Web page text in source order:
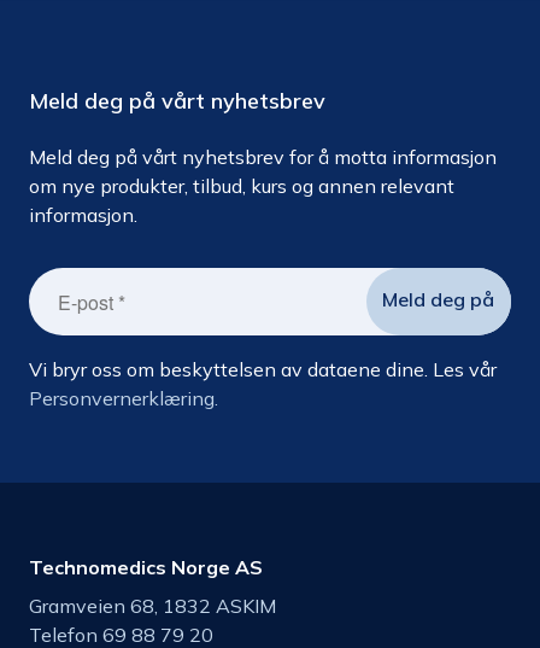
Meld deg på vårt nyhetsbrev
Meld deg på vårt nyhetsbrev for å motta informasjon
om nye produkter, tilbud, kurs og annen relevant
informasjon.
Vi bryr oss om beskyttelsen av dataene dine. Les vår
Personvernerklæring.
Technomedics Norge AS
Gramveien 68, 1832 ASKIM
Telefon 69 88 79 20